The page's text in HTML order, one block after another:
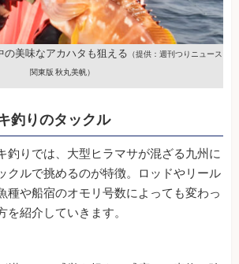
の美味なアカハタも狙える （提供：週刊つりニュース
関東版 秋丸美帆）
釣りのタックル
釣りでは、大型ヒラマサが混ざる九州に
クルで挑めるのが特徴。ロッドやリール
種や船宿のオモリ号数によっても変わっ
紹介していきます。